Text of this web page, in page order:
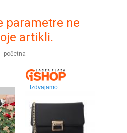
parametre ne
artikli.
početna